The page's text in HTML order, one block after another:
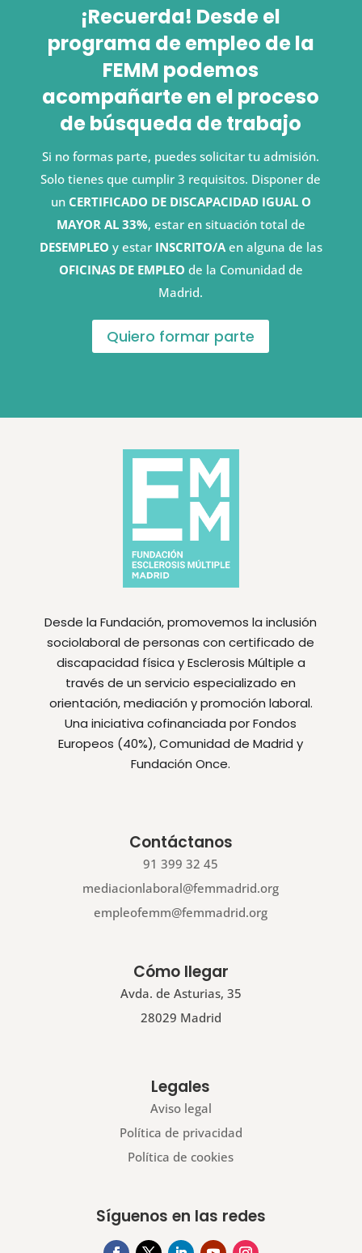
¡Recuerda! Desde el
programa de empleo de la
FEMM podemos
acompañarte en el proceso
de búsqueda de trabajo
Si no formas parte, puedes solicitar tu admisión.
Solo tienes que cumplir 3 requisitos. Disponer de
un CERTIFICADO DE DISCAPACIDAD IGUAL O
MAYOR AL 33%, estar en situación total de
DESEMPLEO y estar INSCRITO/Aen alguna de las
OFICINAS DE EMPLEO de la Comunidad de
Madrid.
Quiero formar parte
Desde la Fundación, promovemos la inclusión
sociolaboral de personas con certificado de
discapacidad física y Esclerosis Múltiple a
través de un servicio especializado en
orientación, mediación y promoción laboral.
Una iniciativa cofinanciada por Fondos
Europeos (40%), Comunidad de Madrid y
Fundación Once.
Contáctanos
91 399 32 45
mediacionlaboral@femmadrid.org
empleofemm@femmadrid.org
Cómo llegar
Avda. de Asturias, 35
28029 Madrid
Legales
Aviso legal
Política de privacidad
Política de cookies
Síguenos en las redes